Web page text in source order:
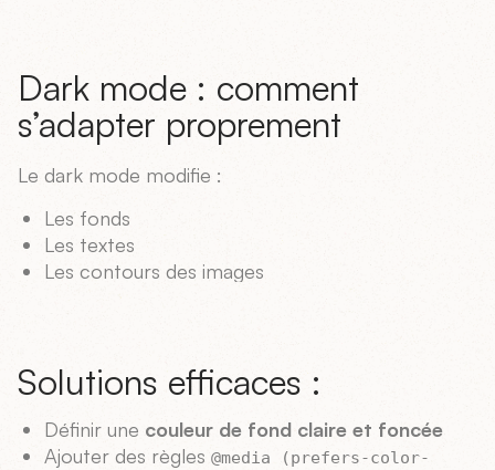
Dark mode : comment
s’adapter proprement
Le dark mode modifie :
Les fonds
Les textes
Les contours des images
Solutions efficaces :
Définir une couleur de fond claire et foncée
Ajouter des règles @media (prefers-color-